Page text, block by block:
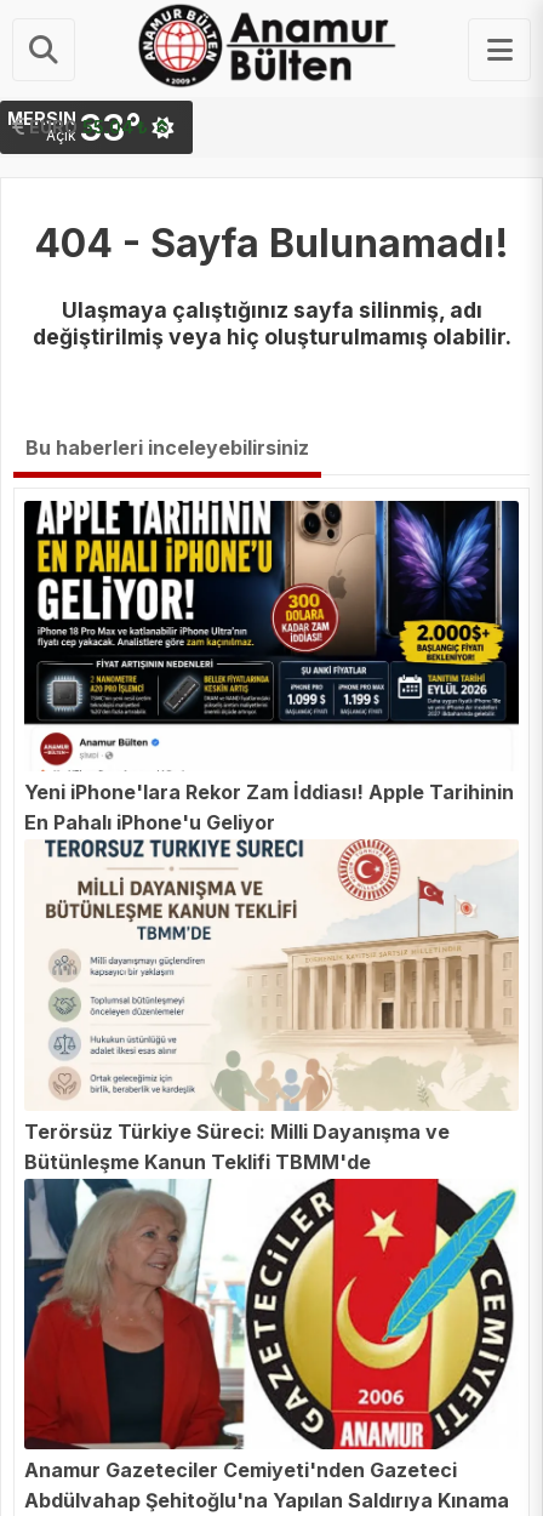
EURO
STERLIN 64.17 ₺
MERSIN
Açık 33°
404 - Sayfa Bulunamadı!
Ulaşmaya çalıştığınız sayfa silinmiş, adı
değiştirilmiş veya hiç oluşturulmamış olabilir.
Bu haberleri inceleyebilirsiniz
Yeni iPhone'lara Rekor Zam İddiası! Apple Tarihinin
En Pahalı iPhone'u Geliyor
Terörsüz Türkiye Süreci: Milli Dayanışma ve
Bütünleşme Kanun Teklifi TBMM'de
Anamur Gazeteciler Cemiyeti'nden Gazeteci
Abdülvahap Şehitoğlu'na Yapılan Saldırıya Kınama